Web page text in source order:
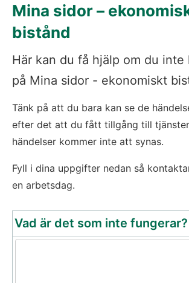
Mina sidor –
bistånd
Här kan du få hjälp om du inte
på Mina sidor - ekonomiskt
Tänk på att du bara kan se de
efter det att du fått tillgång till
händelser kommer inte att synas.
Fyll i dina uppgifter nedan så
en arbetsdag.
Vad är det som inte fungerar?